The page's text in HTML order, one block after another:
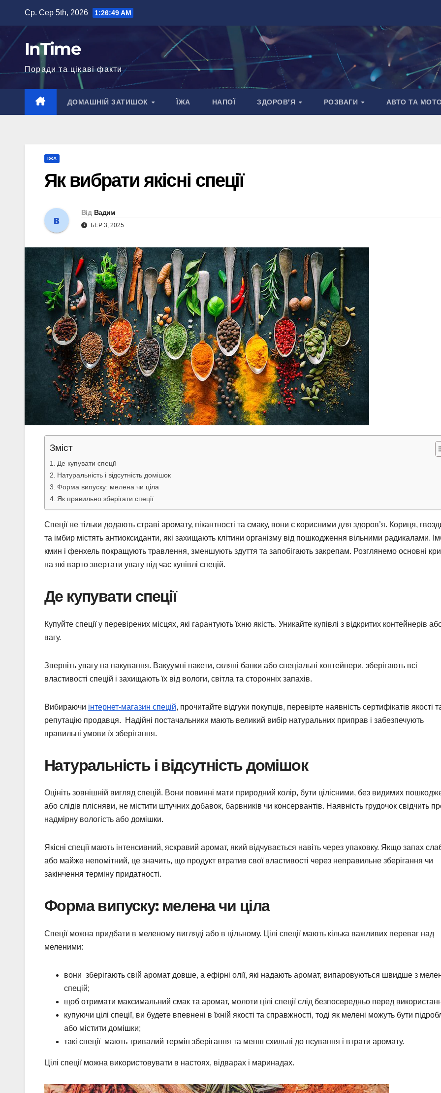
вмісту
Ср. Сер 5th, 2026 1:26:51 AM
InTime
Поради та цікаві факти
ДОМАШНІЙ ЗАТИШОК ЇЖА НАПОЇ ЗДОРОВ’Я РОЗВАГИ АВТО ТА
ЇЖА
Як вибрати якісні спеції
Від Вадим
БЕР 3, 2025
Зміст
Де купувати спеції
Натуральність і відсутність домішок
Форма випуску: мелена чи ціла
Як правильно зберігати спеції
Спеції не тільки додають страві аромату, пікантності та смаку, вони є корисними для здоров’я. Кориця,
та імбир містять антиоксиданти, які захищають клітини організму від пошкодження вільними радикалами.
кмин і фенхель покращують травлення, зменшують здуття та запобігають закрепам. Розглянемо основні
на які варто звертати увагу під час купівлі спецій.
Де купувати спеції
Купуйте спеції у перевірених місцях, які гарантують їхню якість. Уникайте купівлі з відкритих контейнерів
вагу.
Зверніть увагу на пакування. Вакуумні пакети, скляні банки або спеціальні контейнери, зберігають всі
властивості спецій і захищають їх від вологи, світла та сторонніх запахів.
Вибираючи інтернет-магазин спецій, прочитайте відгуки покупців, перевірте наявність сертифікатів якості
репутацію продавця. Надійні постачальники мають великий вибір натуральних приправ і забезпечують
правильні умови їх зберігання.
Натуральність і відсутність домішок
Оцініть зовнішній вигляд спецій. Вони повинні мати природний колір, бути цілісними, без видимих
або слідів плісняви, не містити штучних добавок, барвників чи консервантів. Наявність грудочок свідчить
надмірну вологість або домішки.
Якісні спеції мають інтенсивний, яскравий аромат, який відчувається навіть через упаковку. Якщо запах
або майже непомітний, це значить, що продукт втратив свої властивості через неправильне зберігання чи
закінчення терміну придатності.
Форма випуску: мелена чи ціла
Спеції можна придбати в меленому вигляді або в цільному. Цілі спеції мають кілька важливих переваг над
меленими:
вони зберігають свій аромат довше, а ефірні олії, які надають аромат, випаровуються швидше з
спецій;
щоб отримати максимальний смак та аромат, молоти цілі спеції слід безпосередньо перед
купуючи цілі спеції, ви будете впевнені в їхній якості та справжності, тоді як мелені можуть бути
або містити домішки;
такі спеції мають тривалий термін зберігання та менш схильні до псування і втрати аромату.
Цілі спеції можна використовувати в настоях, відварах і маринадах.